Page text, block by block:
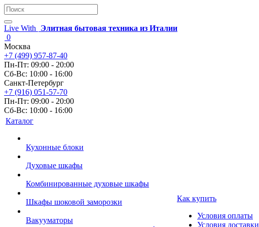
Live With
Элитная бытовая техника из Италии
0
Москва
+7 (499) 957-87-40
Пн-Пт: 09:00 - 20:00
Сб-Вс: 10:00 - 16:00
Санкт-Петербург
+7 (916) 051-57-70
Пн-Пт: 09:00 - 20:00
Сб-Вс: 10:00 - 16:00
Каталог
Кухонные блоки
Духовые шкафы
Комбинированные духовые шкафы
Шкафы шоковой заморозки
Вакууматоры
Как купить
Условия оплаты
Условия доставки